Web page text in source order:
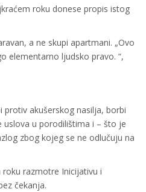
roku donese propis istog
a ne skupi apartmani. „Ovo
elementarno ljudsko pravo. “,
protiv akušerskog nasilja, borbi
uslova u porodilištima i – što je
zbog kojeg se ne odlučuju na
roku razmotre Inicijativu i
čekanja.